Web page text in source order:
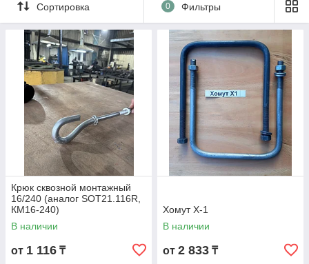
Сортировка 0 Фильтры
Крюк сквозной монтажный
16/240 (аналог SOT21.116R,
КМ16-240)
В наличии
от 1 116 ₸
Хомут Х-1
В наличии
от 2 833 ₸